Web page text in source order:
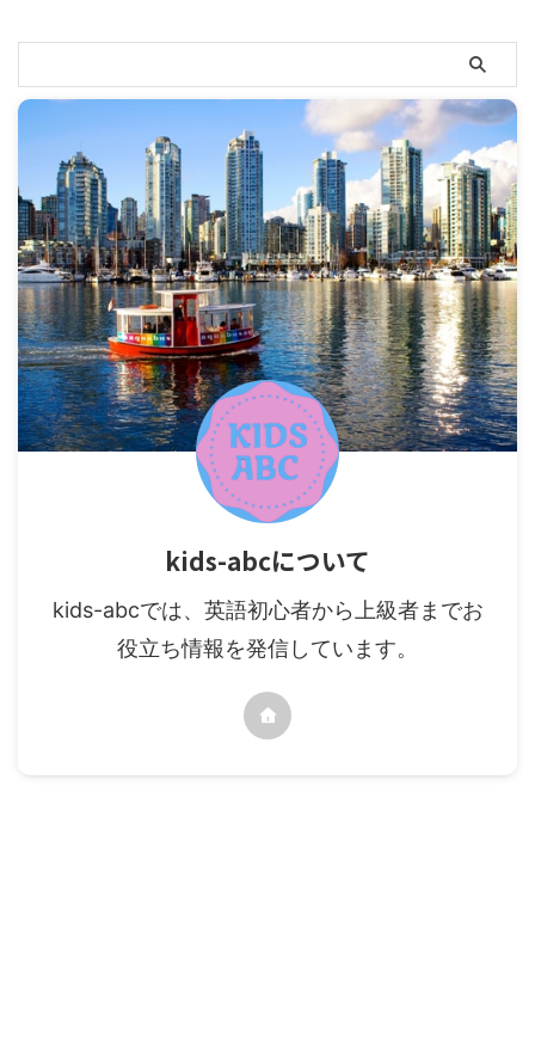
kids-abcについて
kids-abcでは、英語初心者から上級者までお
役立ち情報を発信しています。